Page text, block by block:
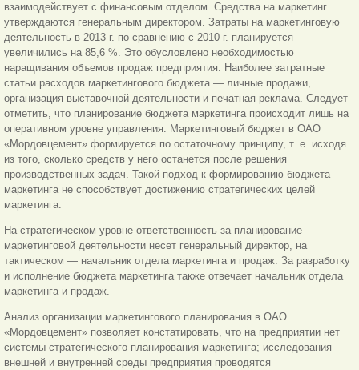
взаимодействует с финансовым отделом. Средства на маркетинг
утверждаются генеральным директором. Затраты на маркетинговую
деятельность в 2013 г. по сравнению с 2010 г. планируется
увеличились на 85,6 %. Это обусловлено необходимостью
наращивания объемов продаж предприятия. Наиболее затратные
статьи расходов маркетингового бюджета — личные продажи,
организация выставочной деятельности и печатная реклама. Следует
отметить, что планирование бюджета маркетинга происходит лишь на
оперативном уровне управления. Маркетинговый бюджет в ОАО
«Мордовцемент» формируется по остаточному принципу, т. е. исходя
из того, сколько средств у него останется после решения
производственных задач. Такой подход к формированию бюджета
маркетинга не способствует достижению стратегических целей
маркетинга.
На стратегическом уровне ответственность за планирование
маркетинговой деятельности несет генеральный директор, на
тактическом — начальник отдела маркетинга и продаж. За разработку
и исполнение бюджета маркетинга также отвечает начальник отдела
маркетинга и продаж.
Анализ организации маркетингового планирования в ОАО
«Мордовцемент» позволяет констатировать, что на предприятии нет
системы стратегического планирования маркетинга; исследования
внешней и внутренней среды предприятия проводятся